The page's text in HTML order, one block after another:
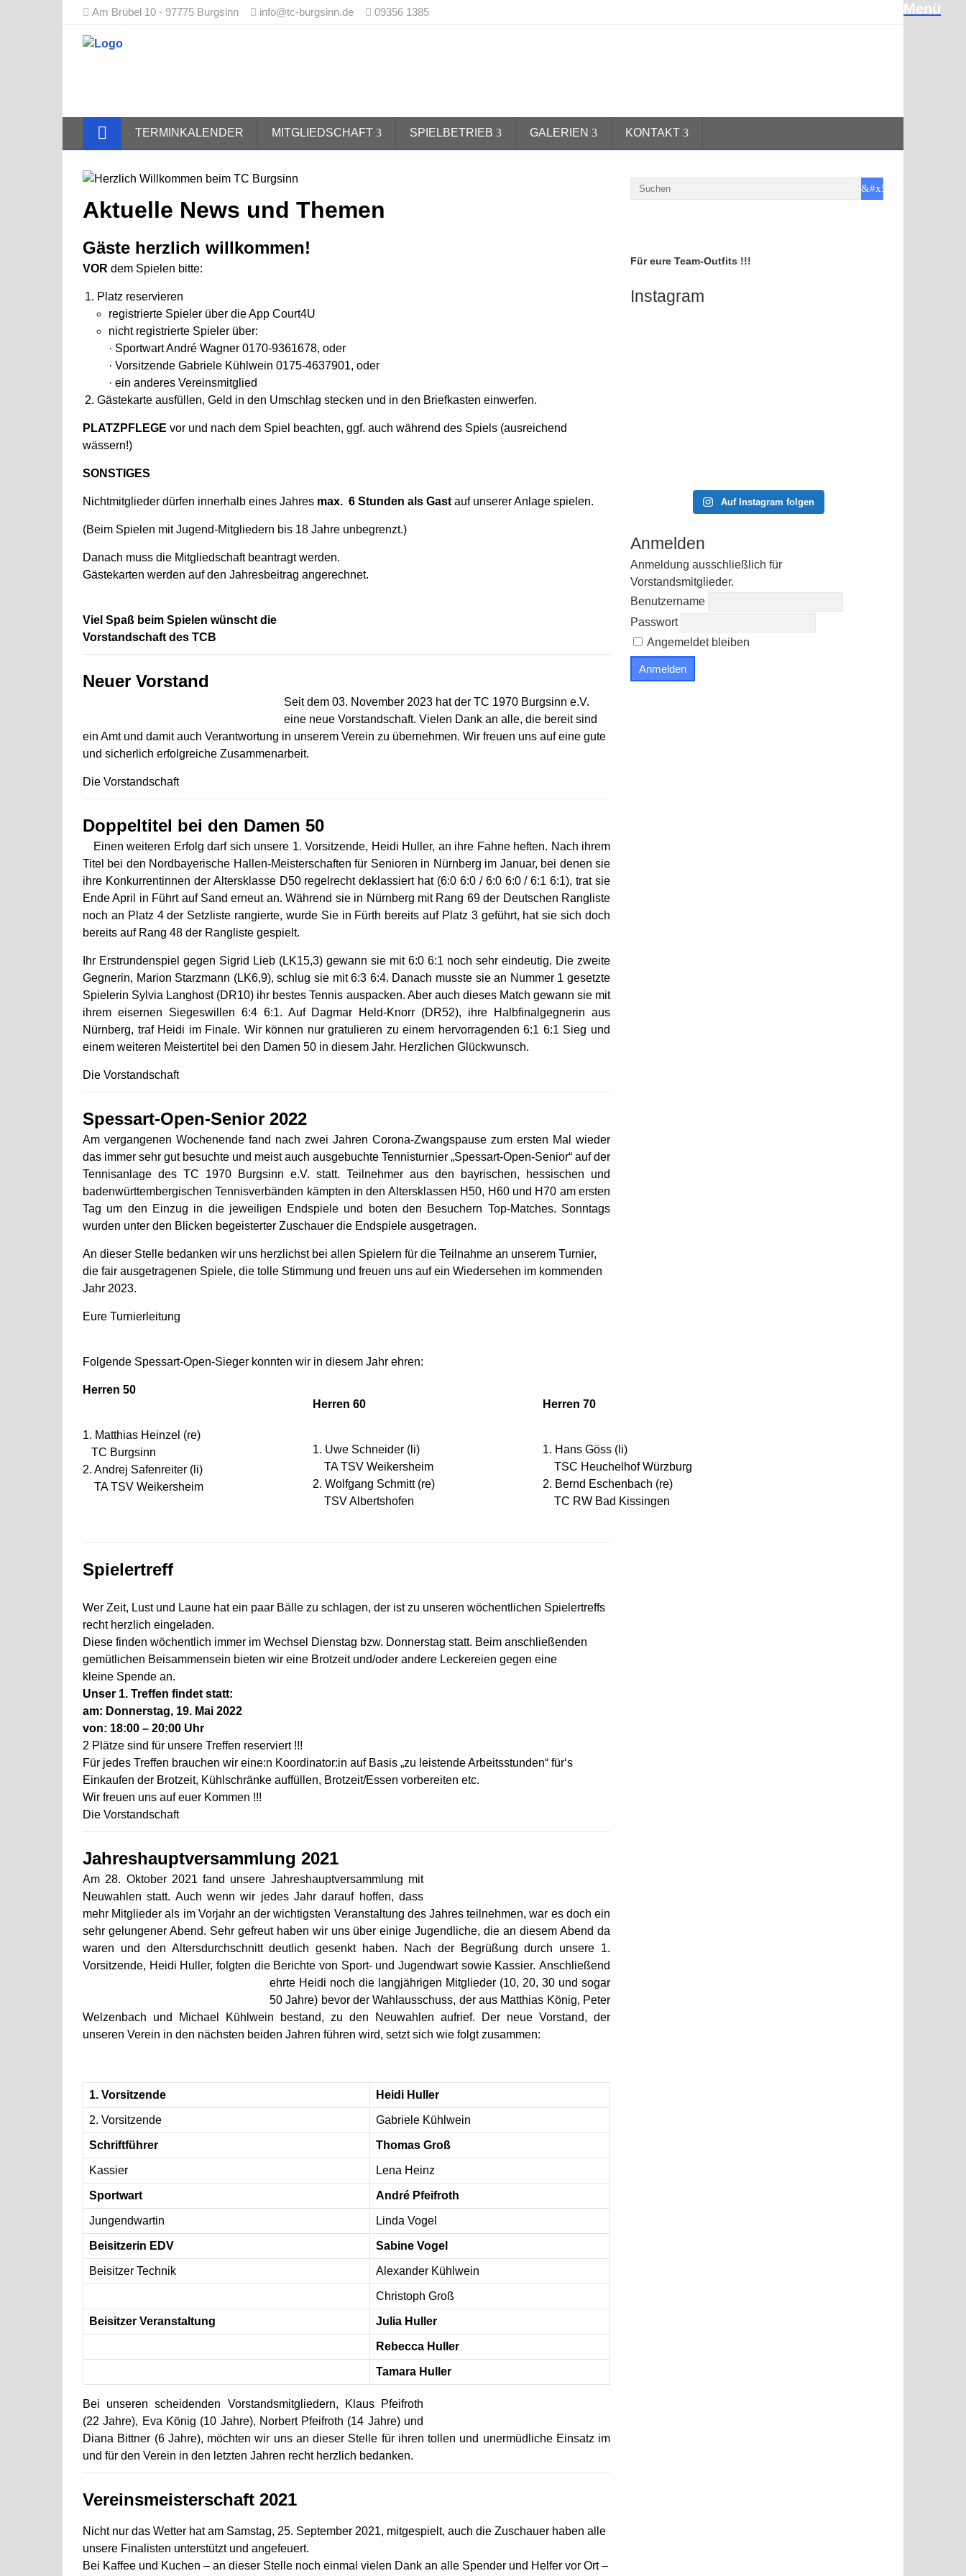
Am Brübel 10 - 97775 Burgsinn info@tc-burgsinn.de 09356 1385
TERMINKALENDER MITGLIEDSCHAFT SPIELBETRIEB GALERIEN KONTAKT
Aktuelle News und Themen
Gäste herzlich willkommen!
VOR dem Spielen bitte:
Platz reservieren
registrierte Spieler über die App Court4U
nicht registrierte Spieler über:
· Sportwart André Wagner 0170-9361678, oder
· Vorsitzende Gabriele Kühlwein 0175-4637901, oder
· ein anderes Vereinsmitglied
Gästekarte ausfüllen, Geld in den Umschlag stecken und in den Briefkasten einwerfen.
PLATZPFLEGE vor und nach dem Spiel beachten, ggf. auch während des Spiels (ausreichend
wässern!)
SONSTIGES
Nichtmitglieder dürfen innerhalb eines Jahres max. 6 Stunden als Gast auf unserer Anlage spielen.
(Beim Spielen mit Jugend-Mitgliedern bis 18 Jahre unbegrenzt.)
Danach muss die Mitgliedschaft beantragt werden.
Gästekarten werden auf den Jahresbeitrag angerechnet.
Viel Spaß beim Spielen wünscht die
Vorstandschaft des TCB
Neuer Vorstand
Seit dem 03. November 2023 hat der TC 1970 Burgsinn e.V.
eine neue Vorstandschaft. Vielen Dank an alle, die bereit sind
ein Amt und damit auch Verantwortung in unserem Verein zu übernehmen. Wir freuen uns auf eine gute
und sicherlich erfolgreiche Zusammenarbeit.
Die Vorstandschaft
Doppeltitel bei den Damen 50
Einen weiteren Erfolg darf sich unsere 1. Vorsitzende, Heidi Huller, an ihre Fahne heften. Nach ihrem
Titel bei den Nordbayerische Hallen-Meisterschaften für Senioren in Nürnberg im Januar, bei denen sie
ihre Konkurrentinnen der Altersklasse D50 regelrecht deklassiert hat (6:0 6:0 / 6:0 6:0 / 6:1 6:1), trat sie
Ende April in Führt auf Sand erneut an. Während sie in Nürnberg mit Rang 69 der Deutschen Rangliste
noch an Platz 4 der Setzliste rangierte, wurde Sie in Fürth bereits auf Platz 3 geführt, hat sie sich doch
bereits auf Rang 48 der Rangliste gespielt.
Ihr Erstrundenspiel gegen Sigrid Lieb (LK15,3) gewann sie mit 6:0 6:1 noch sehr eindeutig. Die zweite
Gegnerin, Marion Starzmann (LK6,9), schlug sie mit 6:3 6:4. Danach musste sie an Nummer 1 gesetzte
Spielerin Sylvia Langhost (DR10) ihr bestes Tennis auspacken. Aber auch dieses Match gewann sie mit
ihrem eisernen Siegeswillen 6:4 6:1. Auf Dagmar Held-Knorr (DR52), ihre Halbfinalgegnerin aus
Nürnberg, traf Heidi im Finale. Wir können nur gratulieren zu einem hervorragenden 6:1 6:1 Sieg und
einem weiteren Meistertitel bei den Damen 50 in diesem Jahr. Herzlichen Glückwunsch.
Die Vorstandschaft
Spessart-Open-Senior 2022
Am vergangenen Wochenende fand nach zwei Jahren Corona-Zwangspause zum ersten Mal wieder
das immer sehr gut besuchte und meist auch ausgebuchte Tennisturnier „Spessart-Open-Senior“ auf der
Tennisanlage des TC 1970 Burgsinn e.V. statt. Teilnehmer aus den bayrischen, hessischen und
badenwürttembergischen Tennisverbänden kämpten in den Altersklassen H50, H60 und H70 am ersten
Tag um den Einzug in die jeweiligen Endspiele und boten den Besuchern Top-Matches. Sonntags
wurden unter den Blicken begeisterter Zuschauer die Endspiele ausgetragen.
An dieser Stelle bedanken wir uns herzlichst bei allen Spielern für die Teilnahme an unserem Turnier,
die fair ausgetragenen Spiele, die tolle Stimmung und freuen uns auf ein Wiedersehen im kommenden
Jahr 2023.
Eure Turnierleitung
Folgende Spessart-Open-Sieger konnten wir in diesem Jahr ehren:
Herren 50
1. Matthias Heinzel (re)
TC Burgsinn
2. Andrej Safenreiter (li)
TA TSV Weikersheim
Herren 60
1. Uwe Schneider (li)
TA TSV Weikersheim
2. Wolfgang Schmitt (re)
TSV Albertshofen
Herren 70
1. Hans Göss (li)
TSC Heuchelhof Würzburg
2. Bernd Eschenbach (re)
TC RW Bad Kissingen
Spielertreff
Wer Zeit, Lust und Laune hat ein paar Bälle zu schlagen, der ist zu unseren wöchentlichen Spielertreffs
recht herzlich eingeladen.
Diese finden wöchentlich immer im Wechsel Dienstag bzw. Donnerstag statt. Beim anschließenden
gemütlichen Beisammensein bieten wir eine Brotzeit und/oder andere Leckereien gegen eine
kleine Spende an.
Unser 1. Treffen findet statt:
am: Donnerstag, 19. Mai 2022
von: 18:00 – 20:00 Uhr
2 Plätze sind für unsere Treffen reserviert !!!
Für jedes Treffen brauchen wir eine:n Koordinator:in auf Basis „zu leistende Arbeitsstunden“ für‘s
Einkaufen der Brotzeit, Kühlschränke auffüllen, Brotzeit/Essen vorbereiten etc.
Wir freuen uns auf euer Kommen !!!
Die Vorstandschaft
Jahreshauptversammlung 2021
Am 28. Oktober 2021 fand unsere Jahreshauptversammlung mit
Neuwahlen statt. Auch wenn wir jedes Jahr darauf hoffen, dass
mehr Mitglieder als im Vorjahr an der wichtigsten Veranstaltung des Jahres teilnehmen, war es doch ein
sehr gelungener Abend. Sehr gefreut haben wir uns über einige Jugendliche, die an diesem Abend da
waren und den Altersdurchschnitt deutlich gesenkt haben. Nach der Begrüßung durch unsere 1.
Vorsitzende, Heidi Huller, folgten die Berichte von Sport- und Jugendwart sowie Kassier. Anschließend
ehrte Heidi noch die langjährigen Mitglieder (10, 20, 30 und sogar
50 Jahre) bevor der Wahlausschuss, der aus Matthias König, Peter
Welzenbach und Michael Kühlwein bestand, zu den Neuwahlen aufrief. Der neue Vorstand, der
unseren Verein in den nächsten beiden Jahren führen wird, setzt sich wie folgt zusammen:
1. Vorsitzende Heidi Huller
2. Vorsitzende Gabriele Kühlwein
Schriftführer Thomas Groß
Kassier Lena Heinz
Sportwart André Pfeifroth
Jungendwartin Linda Vogel
Beisitzerin EDV Sabine Vogel
Beisitzer Technik Alexander Kühlwein
Christoph Groß
Beisitzer Veranstaltung Julia Huller
Rebecca Huller
Tamara Huller
Bei unseren scheidenden Vorstandsmitgliedern, Klaus Pfeifroth
(22 Jahre), Eva König (10 Jahre), Norbert Pfeifroth (14 Jahre) und
Diana Bittner (6 Jahre), möchten wir uns an dieser Stelle für ihren tollen und unermüdliche Einsatz im
und für den Verein in den letzten Jahren recht herzlich bedanken.
Vereinsmeisterschaft 2021
Nicht nur das Wetter hat am Samstag, 25. September 2021, mitgespielt, auch die Zuschauer haben alle
unsere Finalisten unterstützt und angefeuert.
Bei Kaffee und Kuchen – an dieser Stelle noch einmal vielen Dank an alle Spender und Helfer vor Ort –
Für eure Team-Outfits !!!
Instagram
Auf Instagram folgen
Anmelden
Anmeldung ausschließlich für
Vorstandsmitglieder.
Benutzername
Passwort
Angemeldet bleiben
Menü